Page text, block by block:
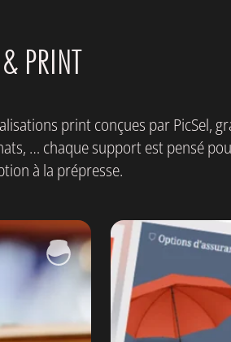
PRINT
print conçues par PicSel,
… chaque support est pensé
à la prépresse.